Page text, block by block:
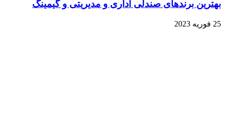
بهترین برندهای صندلی اداری و مدیریتی و گیمینگ
25 فوریه 2023